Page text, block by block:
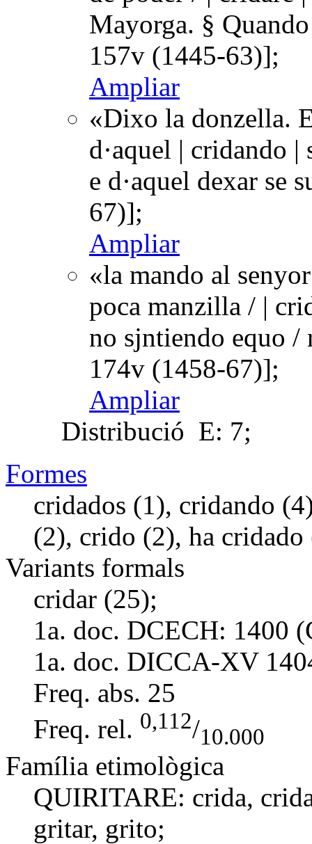
Mayorga. §
157v (1445-63)];
Ampliar
«Dixo la donzella.
d·aquel | cridando |
e d·aquel dexar se
67)];
Ampliar
«la mando al
poca manzilla / |
no sjntiendo equo
174v (1458-67)];
Ampliar
Distribució E: 7;
Formes
cridados (1), cridando
(2), crido (2), ha
Variants formals
cridar (25);
1a. doc. DCECH: 1400
1a. doc. DICCA-XV
Freq. abs. 25
Freq. rel. 0,112/10.000
Família etimològica
QUIRITARE: crida,
gritar, grito;